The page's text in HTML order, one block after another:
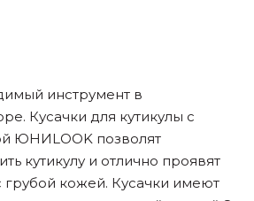
инструмент в
Кусачки для кутикулы с
ЮНИLOOK позволят
кутикулу и отлично проявят
грубой кожей. Кусачки имеют